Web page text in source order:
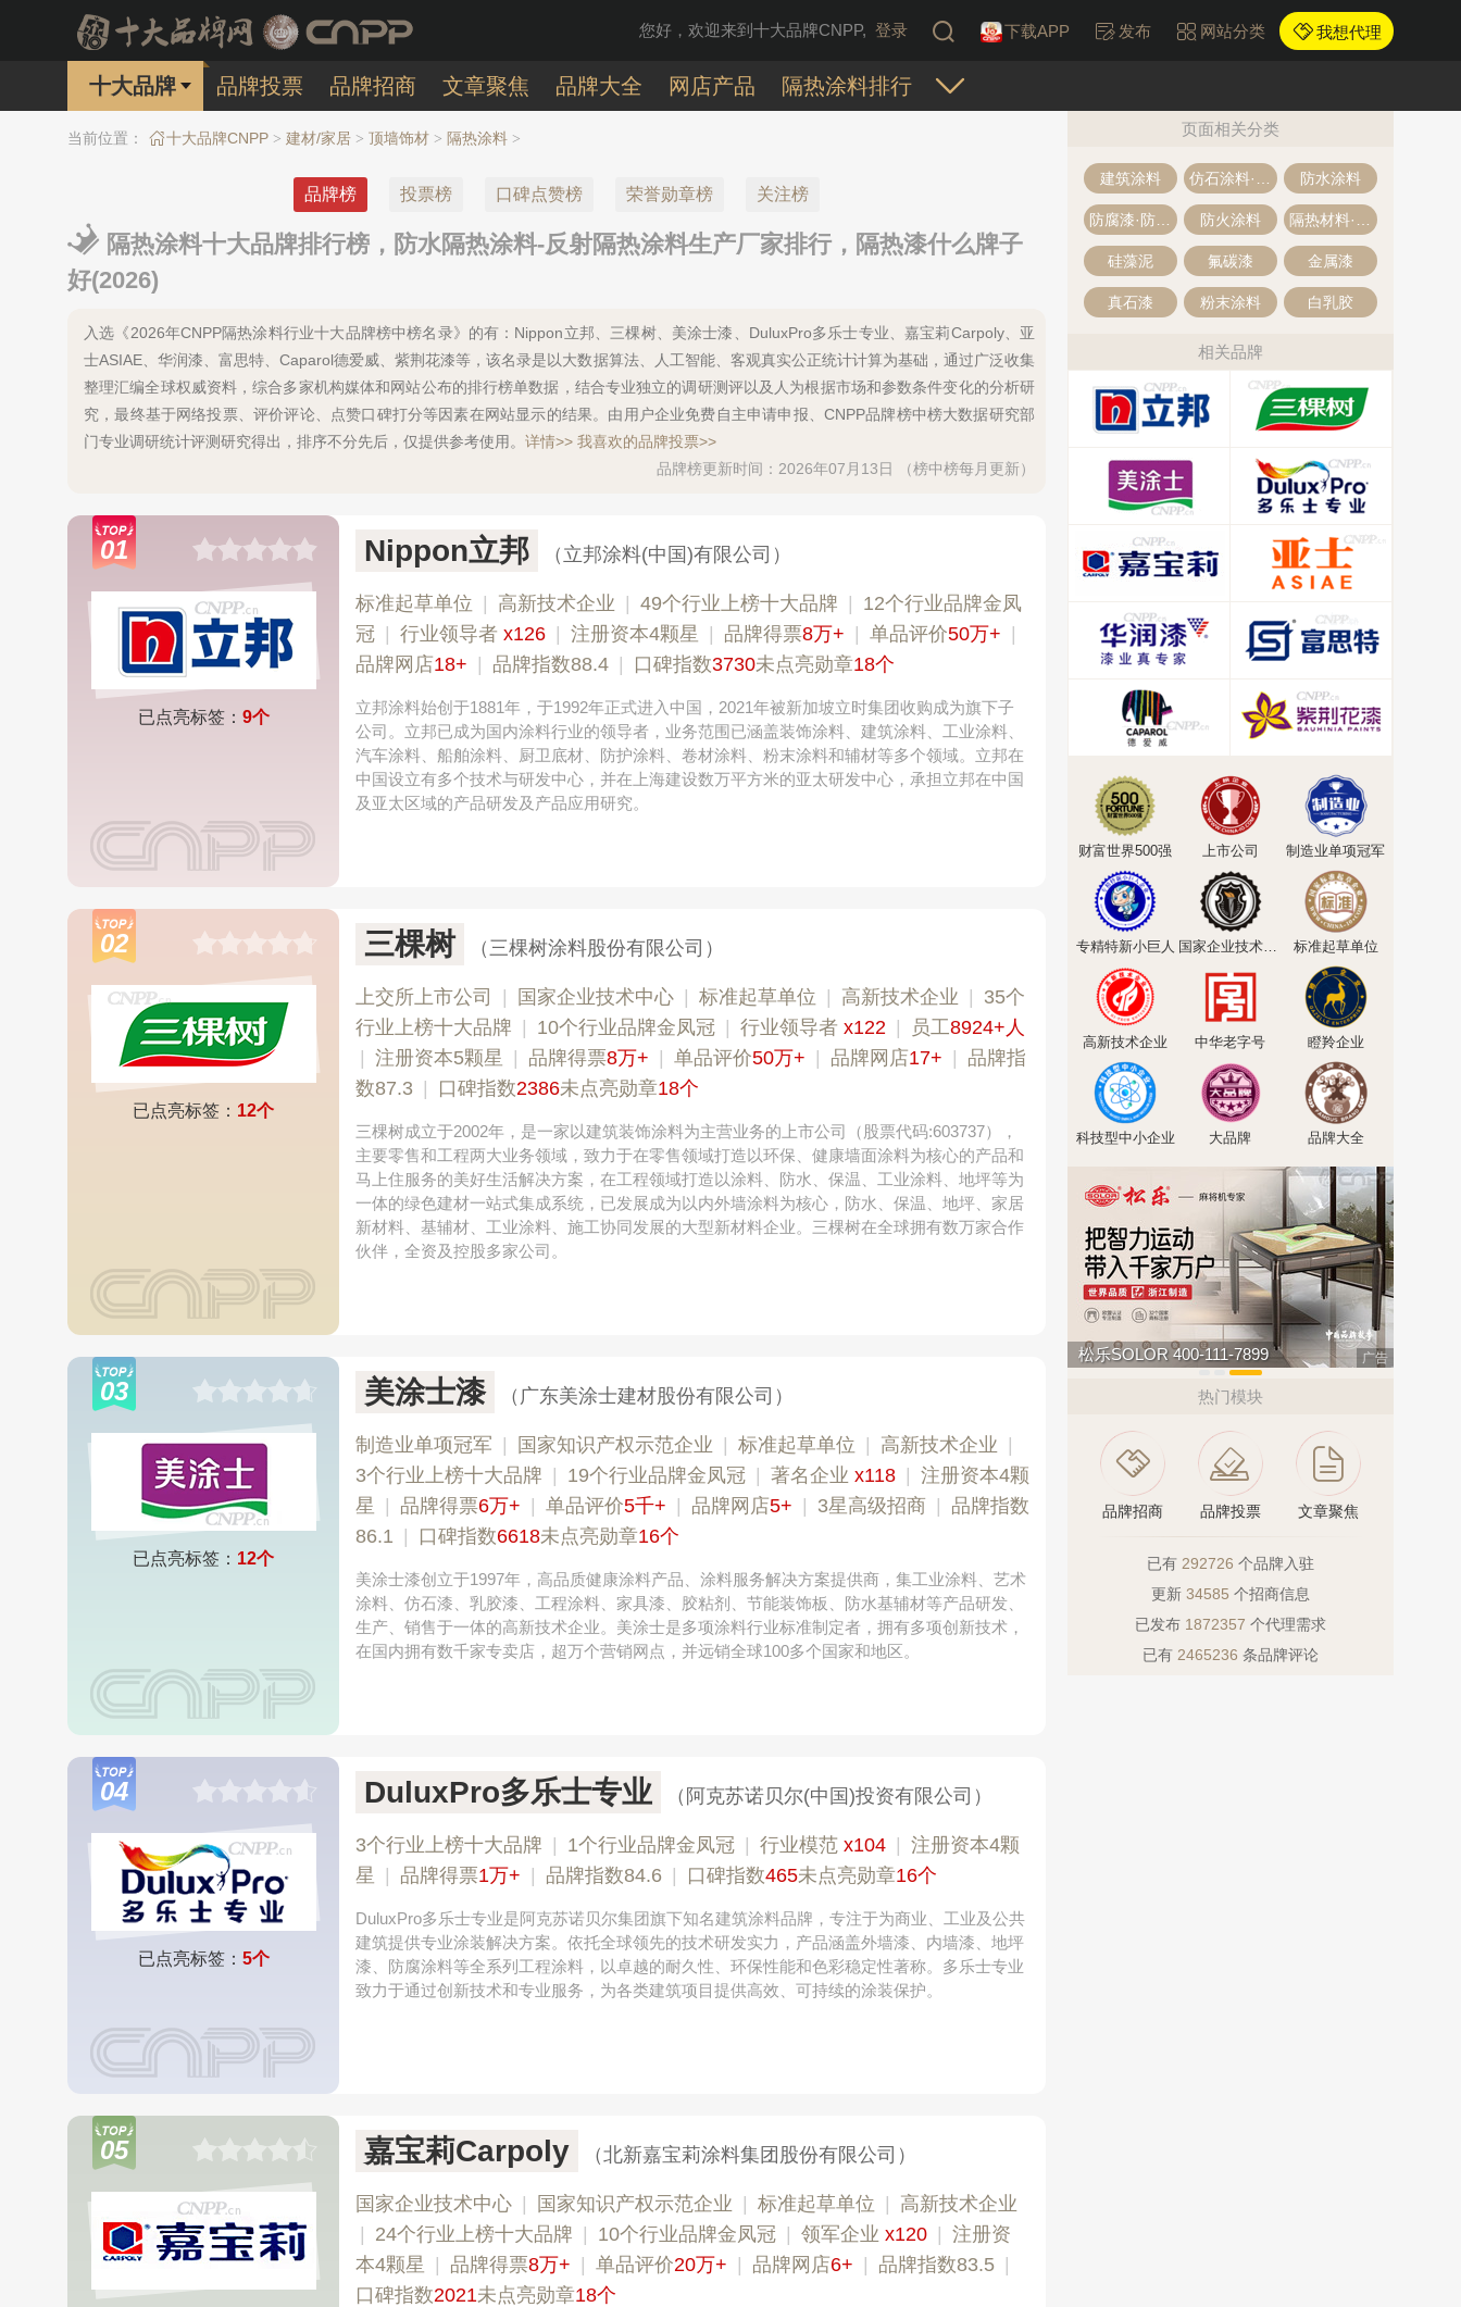
您好，欢迎来到十大品牌CNPP, 登录 下载APP 发布 网站分类 我想代理
十大品牌 品牌投票 品牌招商 文章聚焦 品牌大全 网店产品 隔热涂料排行
当前位置： 十大品牌CNPP > 建材/家居 > 顶墙饰材 > 隔热涂料 >
品牌榜 投票榜 口碑点赞榜 荣誉勋章榜 关注榜
隔热涂料十大品牌排行榜，防水隔热涂料-反射隔热涂料生产厂家排行，隔热漆什么牌子
好(2026)
入选《2026年CNPP隔热涂料行业十大品牌榜中榜名录》的有：Nippon立邦、三棵树、美涂士漆、DuluxPro多乐士专业、嘉宝莉Carpoly、亚
士ASIAE、华润漆、富思特、Caparol德爱威、紫荆花漆等，该名录是以大数据算法、人工智能、客观真实公正统计计算为基础，通过广泛收集
整理汇编全球权威资料，综合多家机构媒体和网站公布的排行榜单数据，结合专业独立的调研测评以及人为根据市场和参数条件变化的分析研
究，最终基于网络投票、评价评论、点赞口碑打分等因素在网站显示的结果。由用户企业免费自主申请申报、CNPP品牌榜中榜大数据研究部
门专业调研统计评测研究得出，排序不分先后，仅提供参考使用。 详情>> 我喜欢的品牌投票>>
品牌榜更新时间：2026年07月13日 （榜中榜每月更新）
01
已点亮标签： 9个
Nippon立邦 （立邦涂料(中国)有限公司）
标准起草单位 高新技术企业 49个行业上榜十大品牌
12个行业品牌金凤
冠
行业领导者 x126 注册资本4颗星 品牌得票8万+ 单品评价50万+
品牌网店18+ 品牌指数88.4 口碑指数3730未点亮勋章18个
立邦涂料始创于1881年，于1992年正式进入中国，2021年被新加坡立时集团收购成为旗下子
公司。立邦已成为国内涂料行业的领导者，业务范围已涵盖装饰涂料、建筑涂料、工业涂料、
汽车涂料、船舶涂料、厨卫底材、防护涂料、卷材涂料、粉末涂料和辅材等多个领域。立邦在
中国设立有多个技术与研发中心，并在上海建设数万平方米的亚太研发中心，承担立邦在中国
及亚太区域的产品研发及产品应用研究。
02
已点亮标签： 12个
三棵树 （三棵树涂料股份有限公司）
上交所上市公司 国家企业技术中心 标准起草单位 高新技术企业
35个
行业上榜十大品牌
10个行业品牌金凤冠 行业领导者 x122 员工8924+人
注册资本5颗星 品牌得票8万+ 单品评价50万+ 品牌网店17+
品牌指
数87.3
口碑指数2386未点亮勋章18个
三棵树成立于2002年，是一家以建筑装饰涂料为主营业务的上市公司（股票代码:603737），
主要零售和工程两大业务领域，致力于在零售领域打造以环保、健康墙面涂料为核心的产品和
马上住服务的美好生活解决方案，在工程领域打造以涂料、防水、保温、工业涂料、地坪等为
一体的绿色建材一站式集成系统，已发展成为以内外墙涂料为核心，防水、保温、地坪、家居
新材料、基辅材、工业涂料、施工协同发展的大型新材料企业。三棵树在全球拥有数万家合作
伙伴，全资及控股多家公司。
03
已点亮标签： 12个
美涂士漆 （广东美涂士建材股份有限公司）
制造业单项冠军 国家知识产权示范企业 标准起草单位 高新技术企业
3个行业上榜十大品牌
19个行业品牌金凤冠 著名企业 x118
注册资本4颗
星
品牌得票6万+ 单品评价5千+ 品牌网店5+ 3星高级招商
品牌指数
86.1
口碑指数6618未点亮勋章16个
美涂士漆创立于1997年，高品质健康涂料产品、涂料服务解决方案提供商，集工业涂料、艺术
涂料、仿石漆、乳胶漆、工程涂料、家具漆、胶粘剂、节能装饰板、防水基辅材等产品研发、
生产、销售于一体的高新技术企业。美涂士是多项涂料行业标准制定者，拥有多项创新技术，
在国内拥有数千家专卖店，超万个营销网点，并远销全球100多个国家和地区。
04
已点亮标签： 5个
DuluxPro多乐士专业 （阿克苏诺贝尔(中国)投资有限公司）
3个行业上榜十大品牌 1个行业品牌金凤冠 行业模范 x104
注册资本4颗
星
品牌得票1万+ 品牌指数84.6 口碑指数465未点亮勋章16个
DuluxPro多乐士专业是阿克苏诺贝尔集团旗下知名建筑涂料品牌，专注于为商业、工业及公共
建筑提供专业涂装解决方案。依托全球领先的技术研发实力，产品涵盖外墙漆、内墙漆、地坪
漆、防腐涂料等全系列工程涂料，以卓越的耐久性、环保性能和色彩稳定性著称。多乐士专业
致力于通过创新技术和专业服务，为各类建筑项目提供高效、可持续的涂装保护。
05 嘉宝莉Carpoly （北新嘉宝莉涂料集团股份有限公司）
国家企业技术中心 国家知识产权示范企业 标准起草单位
高新技术企业
24个行业上榜十大品牌 10个行业品牌金凤冠 领军企业 x120
注册资
本4颗星
品牌得票8万+ 单品评价20万+ 品牌网店6+ 品牌指数83.5
口碑指数2021未点亮勋章18个
页面相关分类
建筑涂料 防水涂料
防火涂料
硅藻泥 氟碳漆 金属漆
真石漆 粉末涂料 白乳胶
相关品牌
财富世界500强 上市公司 制造业单项冠军
专精特新小巨人 国家企业技术中心 标准起草单位
高新技术企业 中华老字号 瞪羚企业
科技型中小企业 大品牌 品牌大全
驴充充 0797-966999 广告
热门模块
品牌招商 品牌投票 文章聚焦
已有 292726 个品牌入驻
更新 34585 个招商信息
已发布 1872357 个代理需求
已有 2465236 条品牌评论